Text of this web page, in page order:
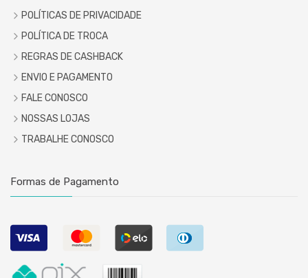
POLÍTICAS DE PRIVACIDADE
POLÍTICA DE TROCA
REGRAS DE CASHBACK
ENVIO E PAGAMENTO
FALE CONOSCO
NOSSAS LOJAS
TRABALHE CONOSCO
Formas de Pagamento